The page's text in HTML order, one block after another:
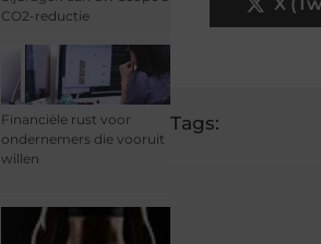
CO2-reductie
Financiële rust voor
ondernemers die vooruit
willen
X
Tags: